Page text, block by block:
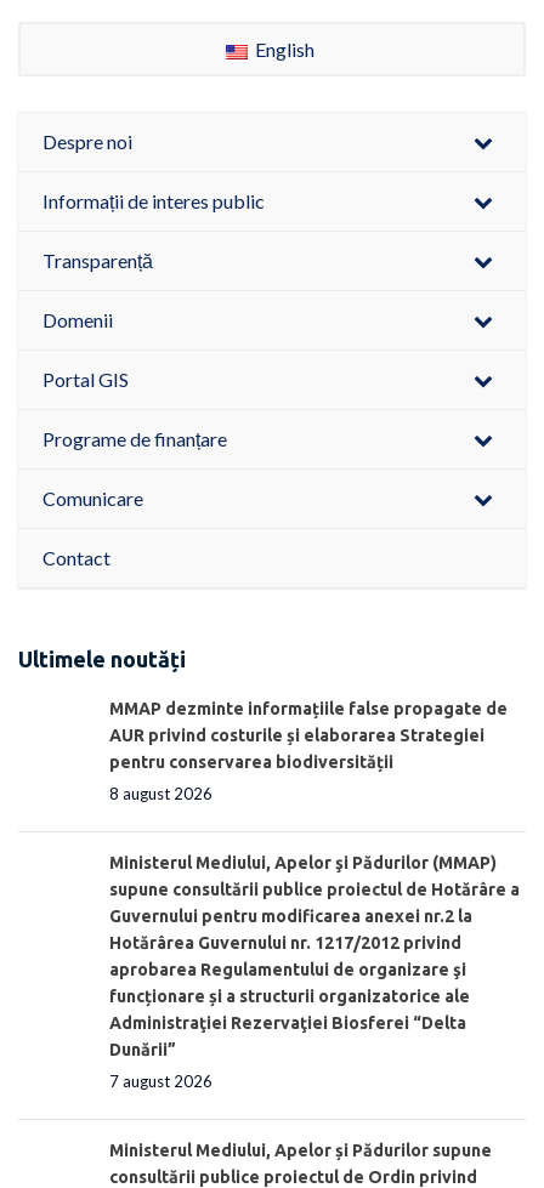
English
Despre noi
Informații de interes public
Transparență
Domenii
Portal GIS
Programe de finanțare
Comunicare
Contact
Ultimele noutăți
MMAP dezminte informațiile false propagate de
AUR privind costurile și elaborarea Strategiei
pentru conservarea biodiversității
8 august 2026
Ministerul Mediului, Apelor şi Pădurilor (MMAP)
supune consultării publice proiectul de Hotărâre a
Guvernului pentru modificarea anexei nr.2 la
Hotărârea Guvernului nr. 1217/2012 privind
aprobarea Regulamentului de organizare şi
funcționare și a structurii organizatorice ale
Administraţiei Rezervaţiei Biosferei “Delta
Dunării”
7 august 2026
Ministerul Mediului, Apelor și Pădurilor supune
consultării publice proiectul de Ordin privind